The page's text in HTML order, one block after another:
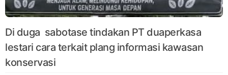
Di duga sabotase tindakan PT duaperkasa
lestari cara terkait plang informasi kawasan
konservasi